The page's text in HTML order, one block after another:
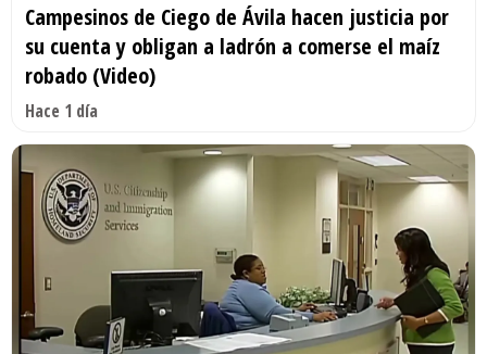
Campesinos de Ciego de Ávila hacen justicia por
su cuenta y obligan a ladrón a comerse el maíz
robado (Video)
Hace 1 día